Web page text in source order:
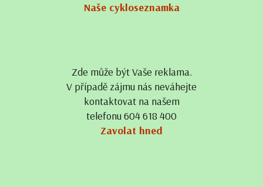
Naše cykloseznamka
Zde může být Vaše reklama.
V případě zájmu nás neváhejte
kontaktovat na našem
telefonu 604 618 400
Zavolat hned